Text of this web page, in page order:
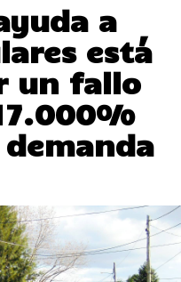
a
está
un fallo